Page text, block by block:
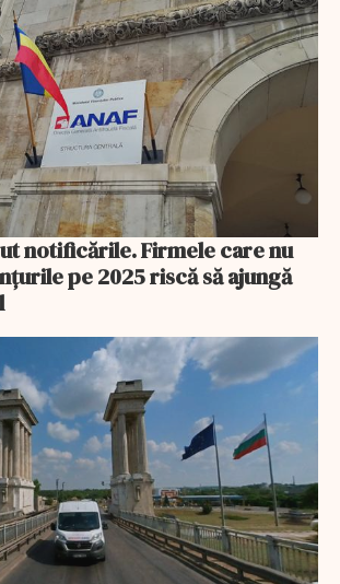
notificările. Firmele care nu
pe 2025 riscă să ajungă